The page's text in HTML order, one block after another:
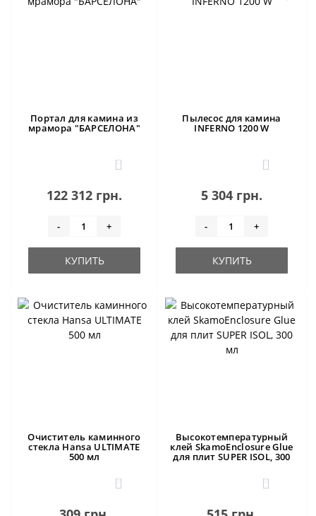
Портал для камина из
мрамора "БАРСЕЛОНА"
0
122 312 грн.
- +
КУПИТЬ
Пылесос для камина
INFERNO 1200 W
0
5 304 грн.
- +
КУПИТЬ
Очиститель каминного
стекла Hansa ULTIMATE
500 мл
0
Высокотемпературный
клей SkamoEnclosure Glue
для плит SUPER ISOL, 300
0